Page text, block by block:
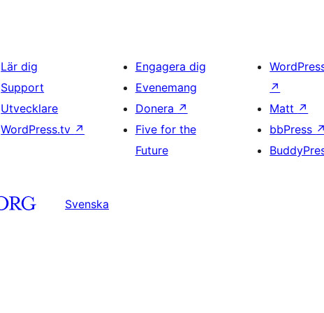
Lär dig
Support
Utvecklare
WordPress.tv ↗
Engagera dig
Evenemang
Donera ↗
Five for the
Future
↗
Matt ↗
bbPress ↗
Svenska